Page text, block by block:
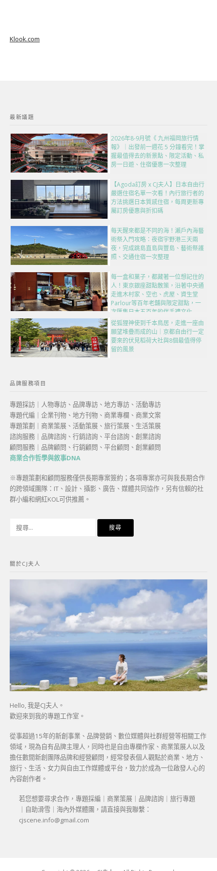
Klook.com
最新議題
2026年8-9月號《 九州福岡旅行情
報》｜出發前一週花 5 分鐘看完！掌
握最值得去的新景點、限定活動、私
房一日遊、住宿優惠一次整理
【Agoda訂房 x CJ夫人】日本自由行
嚴選住宿名單一次看！內行旅行者的
方法挑選日本質感住宿，每周更新專
屬訂房優惠與折扣碼
每天醒來都是不同的海！瀨戶內海藝
術祭入門攻略：夜宿宇野港三天兩
夜，完成跳島直島與豐島、藝術祭護
照、交通住宿一次整理
每一盒和菓子，都藏著一位想記住的
人！東京銀座甜點散策，沿著中央通
走進木村家、空也、虎屋、資生堂
Parlour等百年老舖與限定甜點，一
次匯集日本五百年的伴手禮文化
從狐狸神使到千本鳥居，走進一座由
願望堆疊而成的山｜京都自由行一定
要來的伏見稻荷大社與8個最值得停
留的風景
品牌服務項目
專題採訪｜人物專訪、品牌專訪、地方專訪、活動專訪
專題代編｜企業刊物、地方刊物、商業專欄、商業文案
專題策劃｜商業策展、活動策展、旅行策展、生活策展
諮詢服務｜品牌諮詢、行銷諮詢、平台諮詢、創業諮詢
顧問服務｜品牌顧問、行銷顧問、平台顧問、創業顧問
商業合作哲學與敘事DNA
※專題策劃和顧問服務僅供長期專案簽約；各項專案亦可與我長期合作
的跨領域團隊：IT、設計、攝影、廣告、媒體共同協作，另有信賴的社
群小編和網紅KOL可供推薦。
字:
關於CJ夫人
Hello, 我是CJ夫人。
歡迎來到我的專題工作室。
從事超過15年的新創事業、品牌營銷、數位媒體與社群經營等相關工作
領域，現為自有品牌主理人，同時也是自由專欄作家、商業策展人以及
擔任數間新創團隊品牌和經營顧問，經常發表個人觀點於商業、地方、
旅行、生活、女力與自由工作媒體或平台，致力於成為一位啟發人心的
內容創作者。
若您想要尋求合作，專題採編｜商業策展｜品牌諮詢｜旅行專題
｜自助滑雪｜海內外媒體團，請直接與我聯繫：
cjscene.info@gmail.com